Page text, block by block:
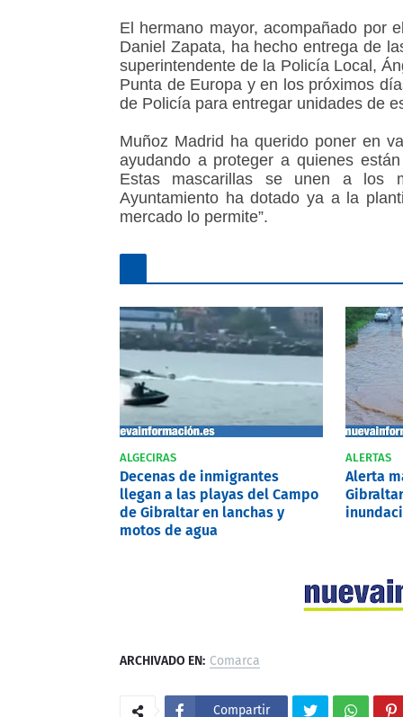
El hermano mayor, acompañado por
Daniel Zapata, ha hecho entrega de
superintendente de la Policía Local,
Punta de Europa y en los próximos
de Policía para entregar unidades de
Muñoz Madrid ha querido poner en
ayudando a proteger a quienes
Estas mascarillas se unen a los
Ayuntamiento ha dotado ya a la
mercado lo permite”.
ALGECIRAS
Decenas de inmigrantes
llegan a las playas del Campo
de Gibraltar en lanchas y
motos de agua
ALERTAS
Alerta
ARCHIVADO EN: Comarca
Compartir